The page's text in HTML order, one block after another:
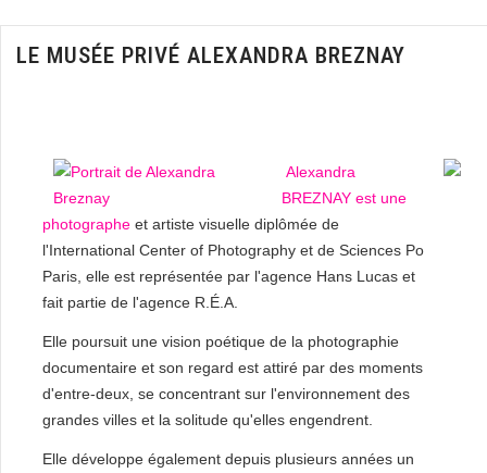
LE MUSÉE PRIVÉ ALEXANDRA BREZNAY
Alexandra
BREZNAY est une
photographe et artiste visuelle diplômée de
l'International Center of Photography et de Sciences Po
Paris, elle est représentée par l'agence Hans Lucas et
fait partie de l'agence R.É.A.
Elle poursuit une vision poétique de la photographie
documentaire et son regard est attiré par des moments
d'entre-deux, se concentrant sur l'environnement des
grandes villes et la solitude qu'elles engendrent.
Elle développe également depuis plusieurs années un